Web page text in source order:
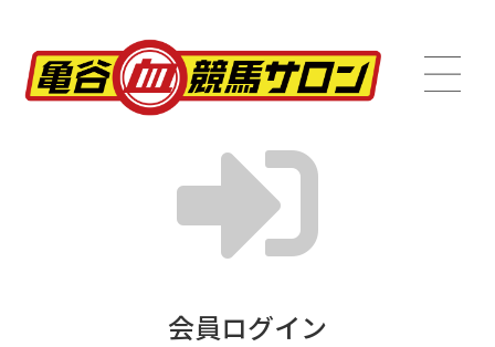
会員ログイン